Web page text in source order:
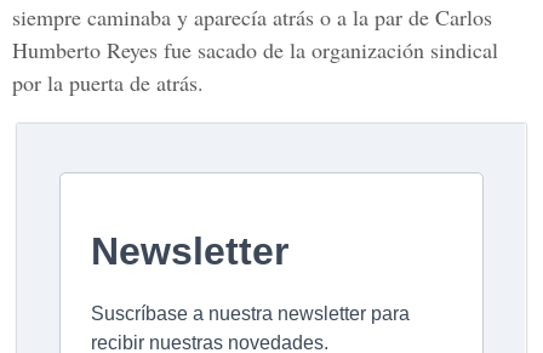
siempre caminaba y aparecía atrás o a la par de Carlos
Humberto Reyes fue sacado de la organización sindical
por la puerta de atrás.